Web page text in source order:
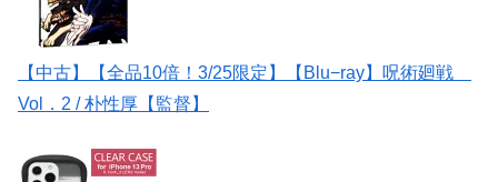
【中古】【全品10倍！3/25限定】【Blu−ray】呪術廻戦
Vol．2 / 朴性厚【監督】